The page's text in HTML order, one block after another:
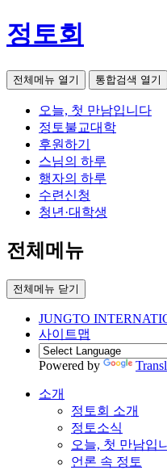
정토회
전체메뉴 열기 통합검색 열기
오늘, 첫 만남입니다
정토불교대학
후원하기
스님의 하루
행자의 하루
수련신청
청년·대학생
전체메뉴
전체메뉴 닫기
JUNGTO
사이트맵
Powered by
소개
정토회 소개
정토소식
오늘, 첫 만남입
언론 속 정토